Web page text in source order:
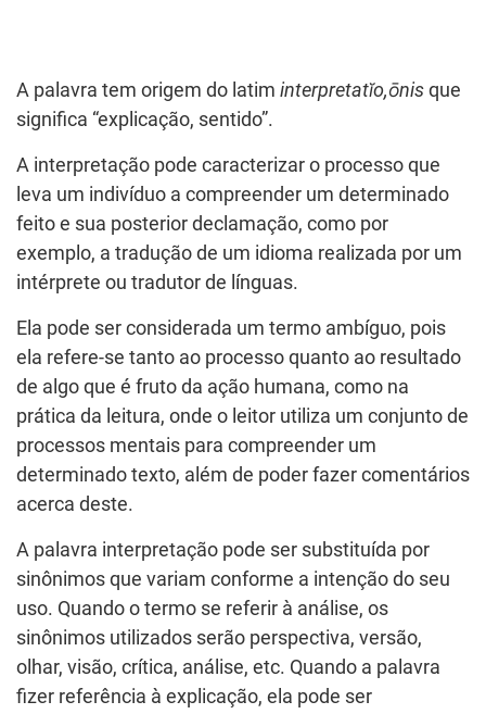
A palavra tem origem do latim interpretatĭo,ōnis que
significa “explicação, sentido”.
A interpretação pode caracterizar o processo que
leva um indivíduo a compreender um determinado
feito e sua posterior declamação, como por
exemplo, a tradução de um idioma realizada por um
intérprete ou tradutor de línguas.
Ela pode ser considerada um termo ambíguo, pois
ela refere-se tanto ao processo quanto ao resultado
de algo que é fruto da ação humana, como na
prática da leitura, onde o leitor utiliza um conjunto de
processos mentais para compreender um
determinado texto, além de poder fazer comentários
acerca deste.
A palavra interpretação pode ser substituída por
sinônimos que variam conforme a intenção do seu
uso. Quando o termo se referir à análise, os
sinônimos utilizados serão perspectiva, versão,
olhar, visão, crítica, análise, etc. Quando a palavra
fizer referência à explicação, ela pode ser